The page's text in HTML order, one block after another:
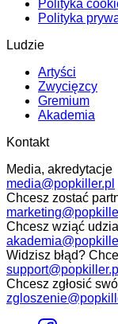
Polityka
Polityka
Ludzie
Artyści
Zwycięzcy
Gremium
Akademia
Kontakt
Media, akredytacje
media@popkiller.pl
Chcesz zostać
Chcesz wziąć
Widzisz błąd?
support@popkiller.pl
Chcesz zgłosić